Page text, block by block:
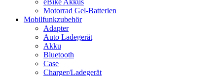
Motorrad Gel-Batterien
Mobilfunkzubehör
Adapter
Auto Ladegerät
Akku
Bluetooth
Case
Charger/Ladegerät